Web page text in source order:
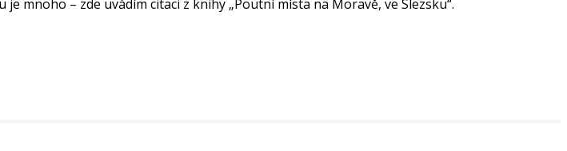
mnoho – zde uvádím citaci z knihy „Poutní místa na Moravě, ve Slezsku“.